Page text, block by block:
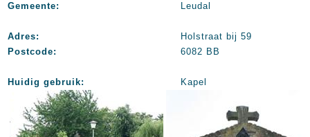
Gemeente:
Leudal
Adres:
Holstraat bij 59
Postcode:
6082 BB
Huidig gebruik: Kapel